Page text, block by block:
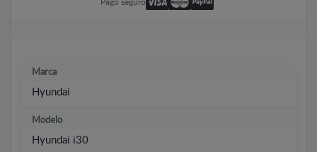
Pago seguro
Marca
Hyundai
Modelo
Hyundai i30